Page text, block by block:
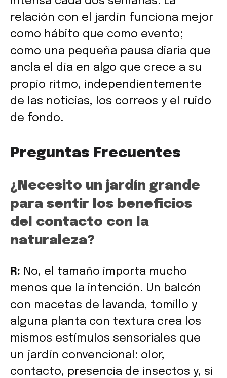
relación con el jardín funciona mejor
como hábito que como evento;
como una pequeña pausa diaria que
ancla el día en algo que crece a su
propio ritmo, independientemente
de las noticias, los correos y el ruido
de fondo.
Preguntas Frecuentes
¿Necesito un jardín grande
para sentir los beneficios
del contacto con la
naturaleza?
R: No, el tamaño importa mucho
menos que la intención. Un balcón
con macetas de lavanda, tomillo y
alguna planta con textura crea los
mismos estímulos sensoriales que
un jardín convencional: olor,
contacto, presencia de insectos y, si